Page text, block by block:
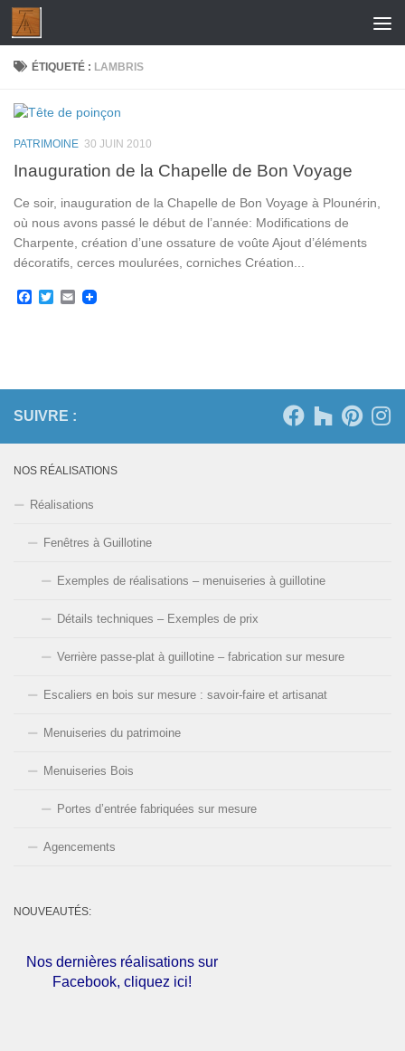
Skip to content
ÉTIQUETÉ : LAMBRIS
PATRIMOINE 30 JUIN 2010
Inauguration de la Chapelle de Bon Voyage
Ce soir, inauguration de la Chapelle de Bon Voyage à Plounérin,
où nous avons passé le début de l’année: Modifications de
Charpente, création d’une ossature de voûte Ajout d’éléments
décoratifs, cerces moulurées, corniches Création...
Facebook
Twitter
Email
SUIVRE :
NOS RÉALISATIONS
Réalisations
Fenêtres à Guillotine
Exemples de réalisations – menuiseries à guillotine
Détails techniques – Exemples de prix
Verrière passe-plat à guillotine – fabrication sur mesure
Escaliers en bois sur mesure : savoir-faire et artisanat
Menuiseries du patrimoine
Menuiseries Bois
Portes d’entrée fabriquées sur mesure
Agencements
NOUVEAUTÉS:
Nos dernières réalisations sur
Facebook, cliquez ici!